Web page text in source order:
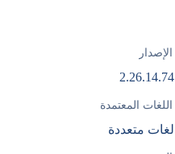
الإصدار
2.26.14.74
اللغات المعتمدة
لغات متعددة